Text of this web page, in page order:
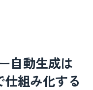
自動生成は
仕組み化する